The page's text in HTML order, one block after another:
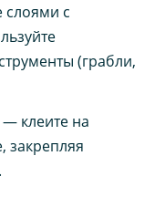
слоями с
(грабли,
клеите на
закрепляя